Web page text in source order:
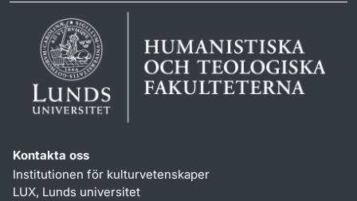
Kontakta oss
Institutionen för kulturvetenskaper
LUX, Lunds universitet